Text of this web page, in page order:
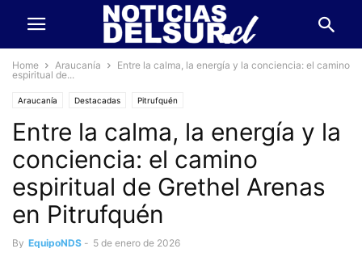
Home Araucanía
Entre la calma, la energía y la conciencia: el camino
espiritual de...
Araucanía Destacadas Pitrufquén
Entre la calma, la energía y la
conciencia: el camino
espiritual de Grethel Arenas
en Pitrufquén
By EquipoNDS - 5 de enero de 2026